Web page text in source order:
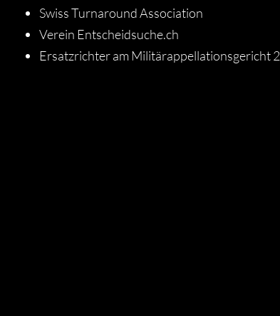
Swiss Turnaround Association
Verein Entscheidsuche.ch
Ersatzrichter am Militärappellationsgericht 2